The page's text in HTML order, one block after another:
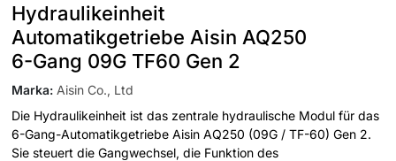
Hydraulikeinheit
Automatikgetriebe Aisin AQ250
6-Gang 09G TF60 Gen 2
Marka: Aisin Co., Ltd
Die Hydraulikeinheit ist das zentrale hydraulische Modul für das
6-Gang-Automatikgetriebe Aisin AQ250 (09G / TF-60) Gen 2.
Sie steuert die Gangwechsel, die Funktion des